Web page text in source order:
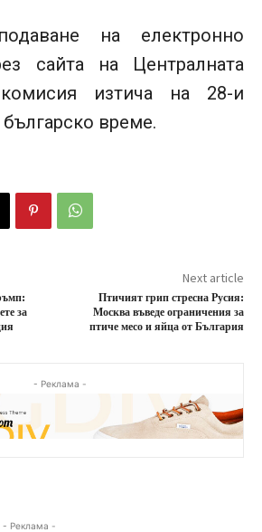
на електронно
сайта на Централната
комисия изтича на 28-и
време.
за
Next article
Птичият грип стресна Русия:
Москва въведе ограничения за
птиче месо и яйца от България
- Реклама -
- Реклама -